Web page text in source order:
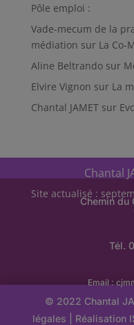
Pôle emploi :
Vade-mecum de la
médiation sur La Co-
Aline Beltrandosur
Elvire Vignon sur La
Chantal JAMETsur
Chantal
Site actualisé :
Chemin du
Tél.
Email :
© 2022 Chantal
légales | Réalisation